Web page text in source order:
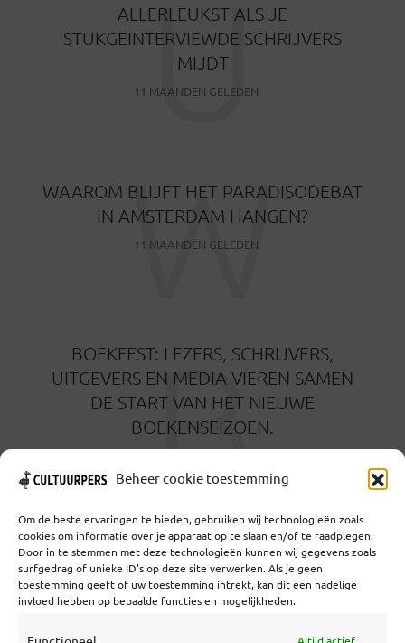
Beheer cookie toestemming
Om de beste ervaringen te bieden, gebruiken wij technologieën zoals
cookies om informatie over je apparaat op te slaan en/of te raadplegen.
Door in te stemmen met deze technologieën kunnen wij gegevens zoals
surfgedrag of unieke ID's op deze site verwerken. Als je geen
toestemming geeft of uw toestemming intrekt, kan dit een nadelige
invloed hebben op bepaalde functies en mogelijkheden.
ALLERLEUKST ALS JE
STUKGEINTERVIEWDE SCHRIJVERS
MIJDT
11 MAANDEN GELEDEN
U
WAAROM BLIJFT HET PARADISODEBAT
IN AMSTERDAM HANGEN?
11 MAANDEN GELEDEN
W
BOEKFEST: LEZERS, SCHRIJVERS,
UITGEVERS EN MEDIA VIEREN SAMEN
DE START VAN HET NIEUWE
BOEKENSEIZOEN.
B
Coöperatief Cultureel Persbureau U.A. | Salzburg 29 |
3524KS Utrecht | KvK: 55573592 |Btw: